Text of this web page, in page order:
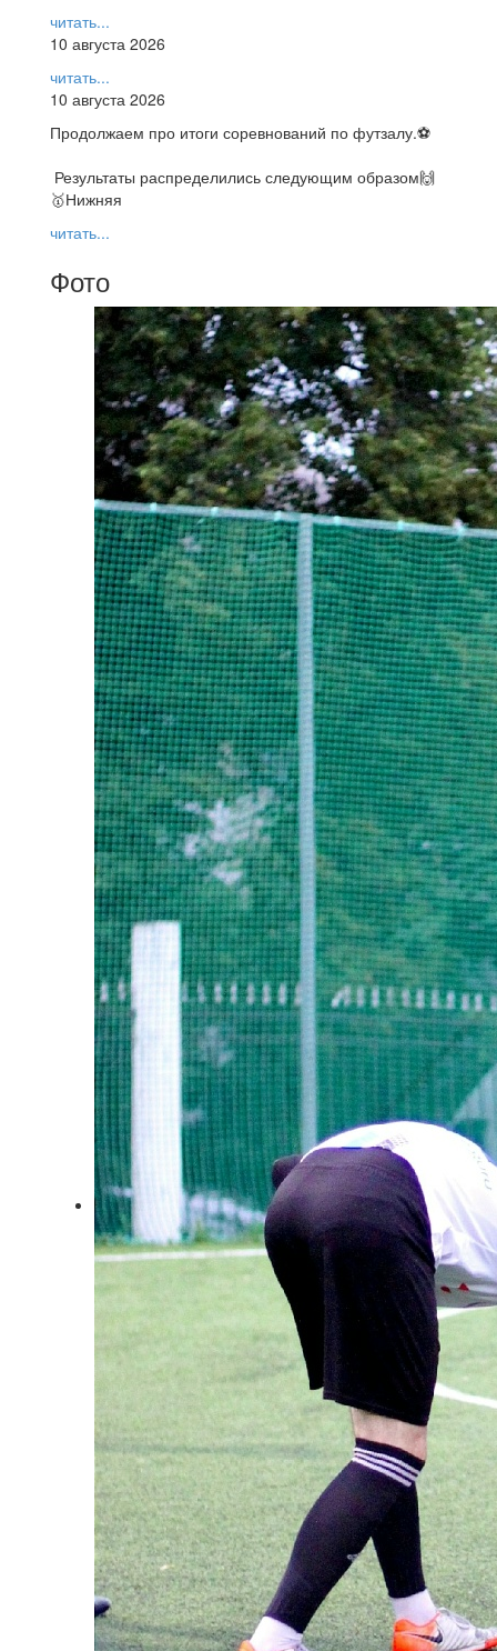
читать...
10 августа 2026
читать...
10 августа 2026
Продолжаем про итоги соревнований по футзалу.⚽️
Результаты распределились следующим образом🙌
🥇Нижняя
читать...
Фото